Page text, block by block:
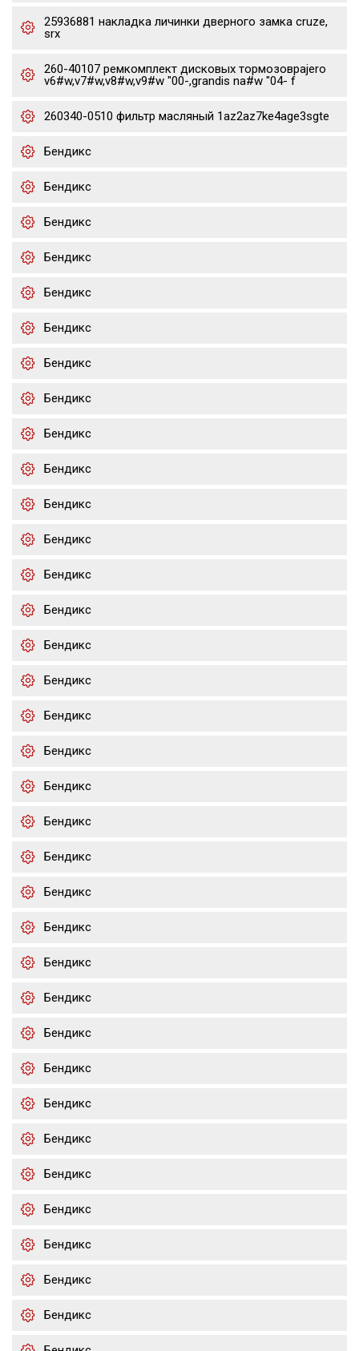
25936881 накладка личинки дверного замка cruze,
srx
260-40107 ремкомплект дисковых тормозовpajero
v6#w,v7#w,v8#w,v9#w "00-,grandis na#w "04- f
260340-0510 фильтр масляный 1az2az7ke4age3sgte
Бендикс
Бендикс
Бендикс
Бендикс
Бендикс
Бендикс
Бендикс
Бендикс
Бендикс
Бендикс
Бендикс
Бендикс
Бендикс
Бендикс
Бендикс
Бендикс
Бендикс
Бендикс
Бендикс
Бендикс
Бендикс
Бендикс
Бендикс
Бендикс
Бендикс
Бендикс
Бендикс
Бендикс
Бендикс
Бендикс
Бендикс
Бендикс
Бендикс
Бендикс